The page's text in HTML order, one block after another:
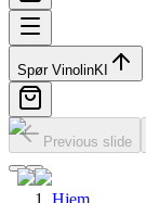
Spør VinolinKI
Previous slide
Hjem